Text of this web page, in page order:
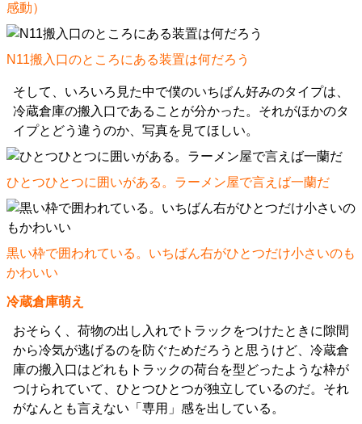
感動）
N11搬入口のところにある装置は何だろう
そして、いろいろ見た中で僕のいちばん好みのタイプは、
冷蔵倉庫の搬入口であることが分かった。それがほかのタ
イプとどう違うのか、写真を見てほしい。
ひとつひとつに囲いがある。ラーメン屋で言えば一蘭だ
黒い枠で囲われている。いちばん右がひとつだけ小さいのも
かわいい
冷蔵倉庫萌え
おそらく、荷物の出し入れでトラックをつけたときに隙間
から冷気が逃げるのを防ぐためだろうと思うけど、冷蔵倉
庫の搬入口はどれもトラックの荷台を型どったような枠が
つけられていて、ひとつひとつが独立しているのだ。それ
がなんとも言えない「専用」感を出している。